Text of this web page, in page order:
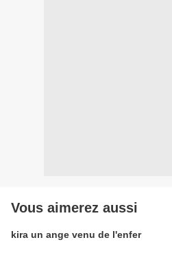
Vous aimerez aussi
kira un ange venu de l'enfer